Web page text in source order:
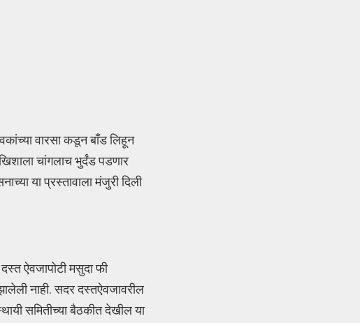
वारसा कडून बॉंड लिहून
चांगलाच भुर्दंड पडणार
या प्रस्तावाला मंजुरी दिली
ऐवजापोटी मसुदा फी
नाही. सदर दस्तऐवजावरील
समितीच्या बैठकीत देखील या